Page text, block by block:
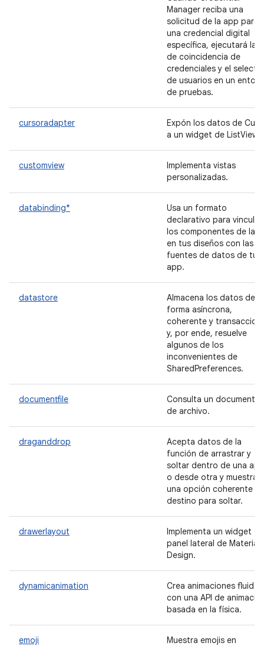
Manager reciba una
solicitud de la app para
una credencial digital
específica, ejecutará la
de coincidencia de
credenciales y el
de usuarios en un
de pruebas.
cursoradapter
Expón los datos de
a un widget de ListView.
customview
Implementa vistas
personalizadas.
databinding*
Usa un formato
declarativo para vincular
los componentes de la IU
en tus diseños con las
fuentes de datos de tu
app.
datastore
Almacena los datos de
forma asíncrona,
coherente y
y, por ende, resuelve
algunos de los
inconvenientes de
SharedPreferences.
documentfile
Consulta un documento
de archivo.
draganddrop
Acepta datos de la
función de arrastrar y
soltar dentro de una app
o desde otra y muestra
una opción coherente
destino para soltar.
drawerlayout
Implementa un widget de
panel lateral de Material
Design.
dynamicanimation
Crea animaciones fluidas
con una API de
basada en la física.
emoji
Muestra emojis en